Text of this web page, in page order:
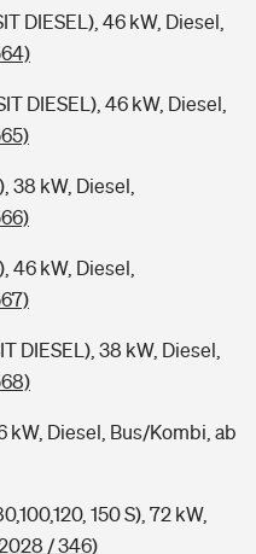
DIESEL), 46 kW, Diesel,
DIESEL), 46 kW, Diesel,
38 kW, Diesel,
46 kW, Diesel,
DIESEL), 38 kW, Diesel,
kW, Diesel, Bus/Kombi, ab
150 S), 72 kW,
/ 346)